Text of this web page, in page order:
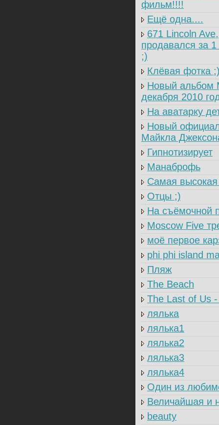
фильм!!!!
Ещё одна....
671 Lincoln
продавался за
;)
Клёвая фотка
Новый альбом
декабря 2010
На аватарку
Новый
Майкла
Гипнотизирует
Манаброфь
Самая
Отцы ;)
На съёмочной
Moscow Five
моё первое
phi phi island
Пляж
The Beach
The Last of Us
лялька
лялька1
лялька2
лялька3
лялька4
Один из
Величайшая и
beauty